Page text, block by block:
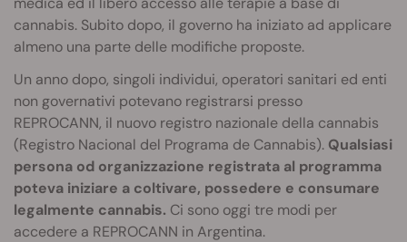
cannabis. Subito dopo, il governo ha iniziato ad applicare
almeno una parte delle modifiche proposte.
Un anno dopo, singoli individui, operatori sanitari ed enti
non governativi potevano registrarsi presso
REPROCANN, il nuovo registro nazionale della cannabis
(Registro Nacional del Programa de Cannabis). Qualsiasi
persona od organizzazione registrata al programma
poteva iniziare a coltivare, possedere e consumare
legalmente cannabis. Ci sono oggi tre modi per
accedere a REPROCANN in Argentina.